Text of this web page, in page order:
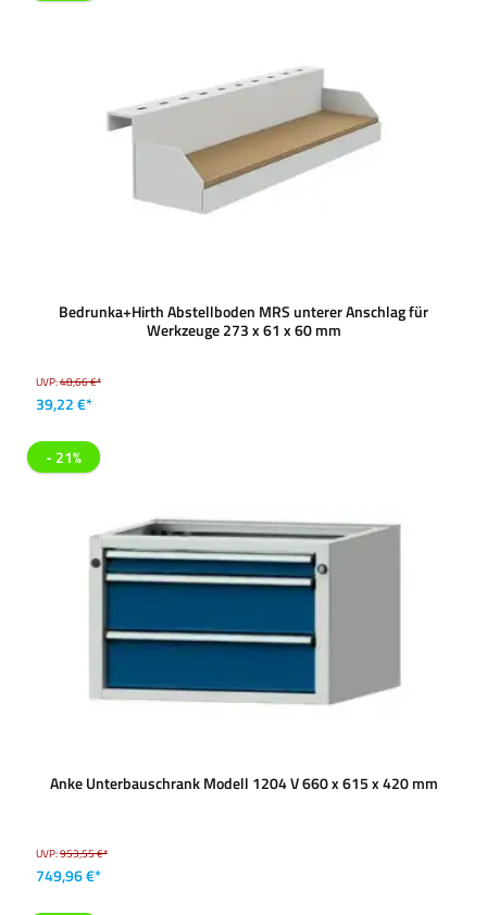
Bedrunka+Hirth Abstellboden MRS unterer Anschlag für
Werkzeuge 273 x 61 x 60 mm
UVP:48,66 €*
39,22 €*
- 21%
Anke Unterbauschrank Modell 1204 V 660 x 615 x 420 mm
UVP:953,55 €*
749,96 €*